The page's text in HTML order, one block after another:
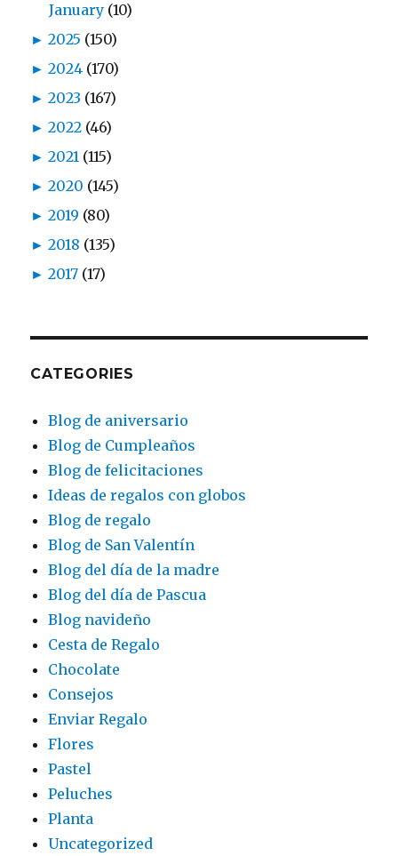
January (10)
► 2025 (150)
► 2024 (170)
► 2023 (167)
► 2022 (46)
► 2021 (115)
► 2020 (145)
► 2019 (80)
► 2018 (135)
► 2017 (17)
CATEGORIES
Blog de aniversario
Blog de Cumpleaños
Blog de felicitaciones
Ideas de regalos con globos
Blog de regalo
Blog de San Valentín
Blog del día de la madre
Blog del día de Pascua
Blog navideño
Cesta de Regalo
Chocolate
Consejos
Enviar Regalo
Flores
Pastel
Peluches
Planta
Uncategorized